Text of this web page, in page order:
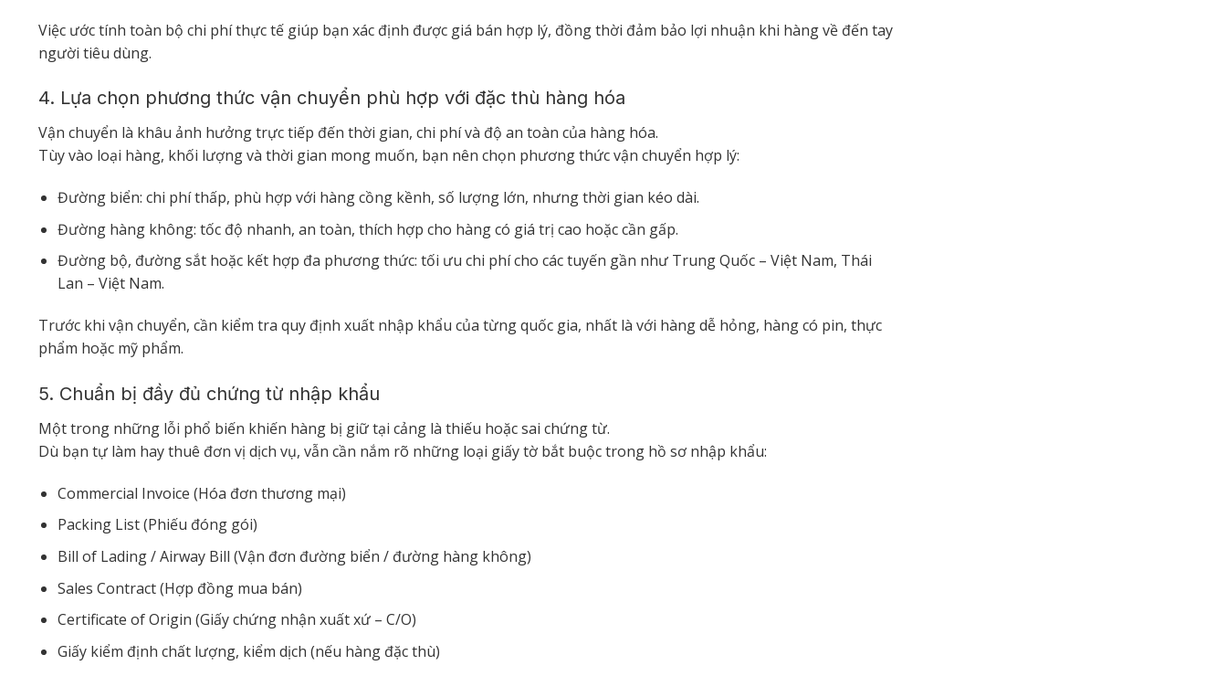
Việc ước tính toàn bộ chi phí thực tế giúp bạn xác định được giá bán hợp lý, đồng thời đảm bảo lợi nhuận khi hàng về đến tay
người tiêu dùng.
4. Lựa chọn phương thức vận chuyển phù hợp với đặc thù hàng hóa
Vận chuyển là khâu ảnh hưởng trực tiếp đến thời gian, chi phí và độ an toàn của hàng hóa.
Tùy vào loại hàng, khối lượng và thời gian mong muốn, bạn nên chọn phương thức vận chuyển hợp lý:
Đường biển: chi phí thấp, phù hợp với hàng cồng kềnh, số lượng lớn, nhưng thời gian kéo dài.
Đường hàng không: tốc độ nhanh, an toàn, thích hợp cho hàng có giá trị cao hoặc cần gấp.
Đường bộ, đường sắt hoặc kết hợp đa phương thức: tối ưu chi phí cho các tuyến gần như Trung Quốc – Việt Nam, Thái
Lan – Việt Nam.
Trước khi vận chuyển, cần kiểm tra quy định xuất nhập khẩu của từng quốc gia, nhất là với hàng dễ hỏng, hàng có pin, thực
phẩm hoặc mỹ phẩm.
5. Chuẩn bị đầy đủ chứng từ nhập khẩu
Một trong những lỗi phổ biến khiến hàng bị giữ tại cảng là thiếu hoặc sai chứng từ.
Dù bạn tự làm hay thuê đơn vị dịch vụ, vẫn cần nắm rõ những loại giấy tờ bắt buộc trong hồ sơ nhập khẩu:
Commercial Invoice (Hóa đơn thương mại)
Packing List (Phiếu đóng gói)
Bill of Lading / Airway Bill (Vận đơn đường biển / đường hàng không)
Sales Contract (Hợp đồng mua bán)
Certificate of Origin (Giấy chứng nhận xuất xứ – C/O)
Giấy kiểm định chất lượng, kiểm dịch (nếu hàng đặc thù)